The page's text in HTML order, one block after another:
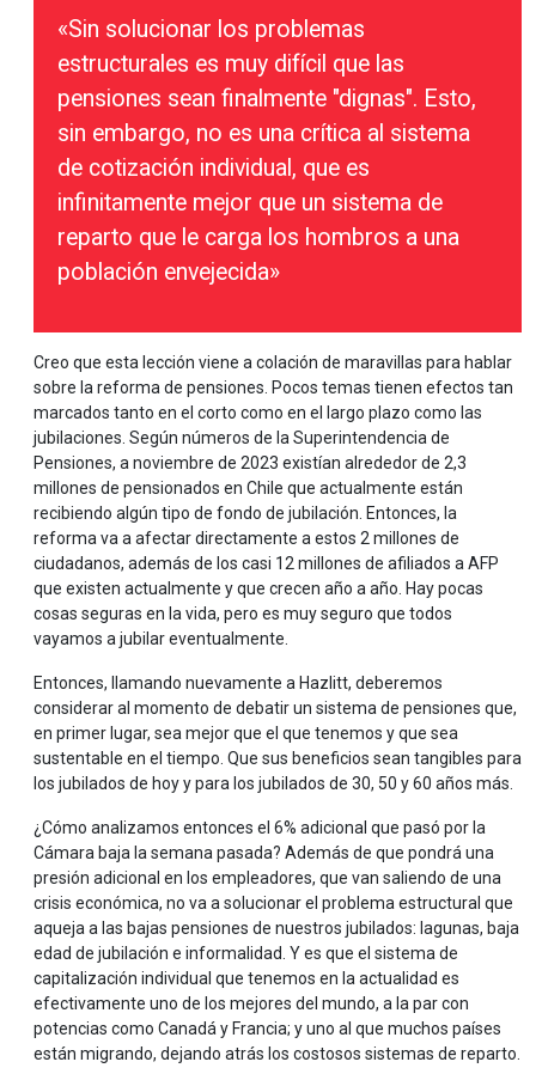
«Sin solucionar los problemas
estructurales es muy difícil que las
pensiones sean finalmente "dignas". Esto,
sin embargo, no es una crítica al sistema
de cotización individual, que es
infinitamente mejor que un sistema de
reparto que le carga los hombros a una
población envejecida»
Creo que esta lección viene a colación de maravillas para hablar
sobre la reforma de pensiones. Pocos temas tienen efectos tan
marcados tanto en el corto como en el largo plazo como las
jubilaciones. Según números de la Superintendencia de
Pensiones, a noviembre de 2023 existían alrededor de 2,3
millones de pensionados en Chile que actualmente están
recibiendo algún tipo de fondo de jubilación. Entonces, la
reforma va a afectar directamente a estos 2 millones de
ciudadanos, además de los casi 12 millones de afiliados a AFP
que existen actualmente y que crecen año a año. Hay pocas
cosas seguras en la vida, pero es muy seguro que todos
vayamos a jubilar eventualmente.
Entonces, llamando nuevamente a Hazlitt, deberemos
considerar al momento de debatir un sistema de pensiones que,
en primer lugar, sea mejor que el que tenemos y que sea
sustentable en el tiempo. Que sus beneficios sean tangibles para
los jubilados de hoy y para los jubilados de 30, 50 y 60 años más.
¿Cómo analizamos entonces el 6% adicional que pasó por la
Cámara baja la semana pasada? Además de que pondrá una
presión adicional en los empleadores, que van saliendo de una
crisis económica, no va a solucionar el problema estructural que
aqueja a las bajas pensiones de nuestros jubilados: lagunas, baja
edad de jubilación e informalidad. Y es que el sistema de
capitalización individual que tenemos en la actualidad es
efectivamente uno de los mejores del mundo, a la par con
potencias como Canadá y Francia; y uno al que muchos países
están migrando, dejando atrás los costosos sistemas de reparto.